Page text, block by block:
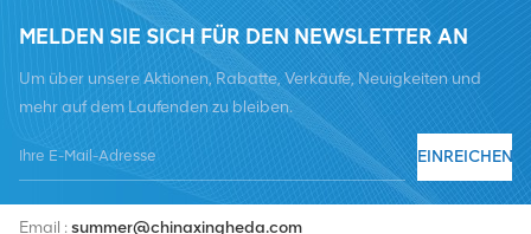
MELDEN SIE SICH FÜR DEN NEWSLETTER AN
Um über unsere Aktionen, Rabatte, Verkäufe, Neuigkeiten und
mehr auf dem Laufenden zu bleiben.
EINREICHEN
Email :summer@chinaxingheda.com